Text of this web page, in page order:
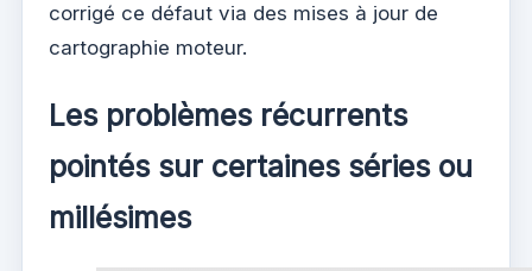
corrigé ce défaut via des mises à jour de
cartographie moteur.
Les problèmes récurrents
pointés sur certaines séries ou
millésimes